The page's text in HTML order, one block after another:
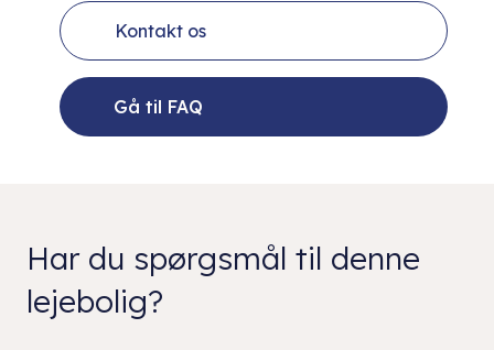
Kontakt os
Gå til FAQ
Har du spørgsmål til denne
lejebolig?